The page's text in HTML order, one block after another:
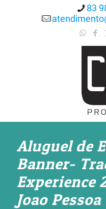
83
Aluguel de
Banner-
Experience
Joao Pessoa